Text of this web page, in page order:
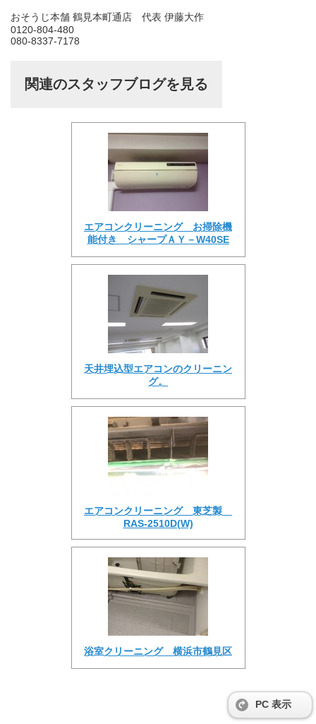
おそうじ本舗 鶴見本町通店 代表 伊藤大作
0120-804-480
080-8337-7178
関連のスタッフブログを見る
エアコンクリーニング お掃除機
能付き シャープＡＹ－W40SE
天井埋込型エアコンのクリーニン
グ。
エアコンクリーニング 東芝製
RAS-2510D(W)
浴室クリーニング 横浜市鶴見区
PC 表示